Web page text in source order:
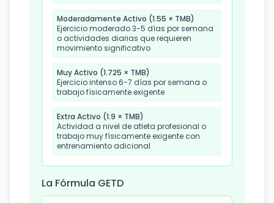
Moderadamente Activo (1.55 × TMB)
Ejercicio moderado 3-5 días por semana
o actividades diarias que requieren
movimiento significativo
Muy Activo (1.725 × TMB)
Ejercicio intenso 6-7 días por semana o
trabajo físicamente exigente
Extra Activo (1.9 × TMB)
Actividad a nivel de atleta profesional o
trabajo muy físicamente exigente con
entrenamiento adicional
La Fórmula GETD